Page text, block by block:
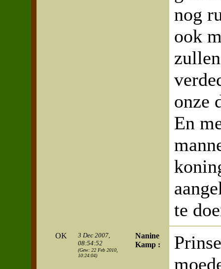
nog
ook
onze
En
te
OK
3 Dec 2007,
08:54:52
(Gew: 22 Feb 2010,
10:24:04)
Nanine
Kamp :